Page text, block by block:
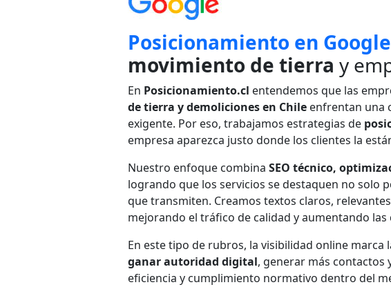
Posicionamiento en Google
movimiento de tierra y
En Posicionamiento.cl entendemos que las
de tierra y demoliciones en Chile enfrentan una
exigente. Por eso, trabajamos estrategias de
empresa aparezca justo donde los clientes la
Nuestro enfoque combinaSEO técnico,
logrando que los servicios se destaquen no solo
que transmiten. Creamos textos claros,
mejorando el tráfico de calidad y aumentando las
En este tipo de rubros, la visibilidad online marca
ganar autoridad digital, generar más contactos
eficiencia y cumplimiento normativo dentro del